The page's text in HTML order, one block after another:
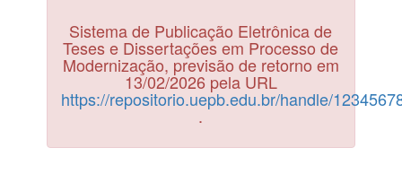
Sistema de Publicação Eletrônica de
Teses e Dissertações em Processo de
Modernização, previsão de retorno em
13/02/2026 pela URL
https://repositorio.uepb.edu.br/handle/
.